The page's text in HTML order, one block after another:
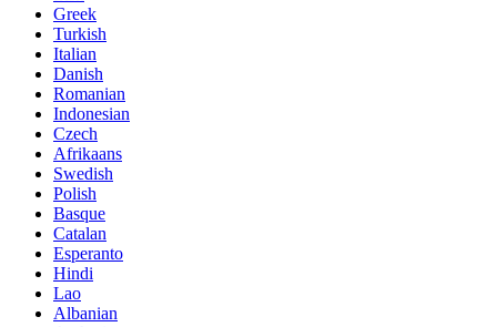
Greek
Turkish
Italian
Danish
Romanian
Indonesian
Czech
Afrikaans
Swedish
Polish
Basque
Catalan
Esperanto
Hindi
Lao
Albanian